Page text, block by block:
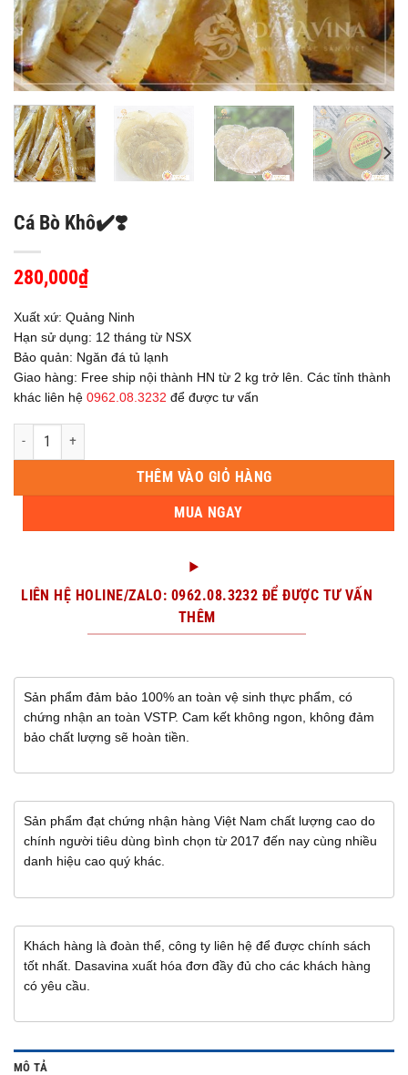
Cá Bò Khô✔️❣️
280,000₫
Xuất xứ: Quảng Ninh
Hạn sử dụng: 12 tháng từ NSX
Bảo quản: Ngăn đá tủ lạnh
Giao hàng: Free ship nội thành HN từ 2 kg trở lên. Các tỉnh thành
khác liên hệ 0962.08.3232 để được tư vấn
Cá Bò Khô✔️❣️ số lượng
THÊM VÀO GIỎ HÀNG
MUA NGAY
LIÊN HỆ HOLINE/ZALO: 0962.08.3232 ĐỂ ĐƯỢC TƯ VẤN
THÊM
Sản phẩm đảm bảo 100% an toàn vệ sinh thực phẩm, có
chứng nhận an toàn VSTP. Cam kết không ngon, không đảm
bảo chất lượng sẽ hoàn tiền.
Sản phẩm đạt chứng nhận hàng Việt Nam chất lượng cao do
chính người tiêu dùng bình chọn từ 2017 đến nay cùng nhiều
danh hiệu cao quý khác.
Khách hàng là đoàn thể, công ty liên hệ để được chính sách
tốt nhất. Dasavina xuất hóa đơn đầy đủ cho các khách hàng
có yêu cầu.
MÔ TẢ